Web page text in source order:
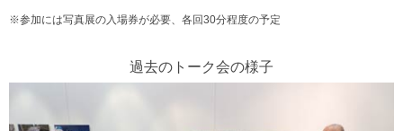
※参加には写真展の入場券が必要、各回30分程度の予定
過去のトーク会の様子